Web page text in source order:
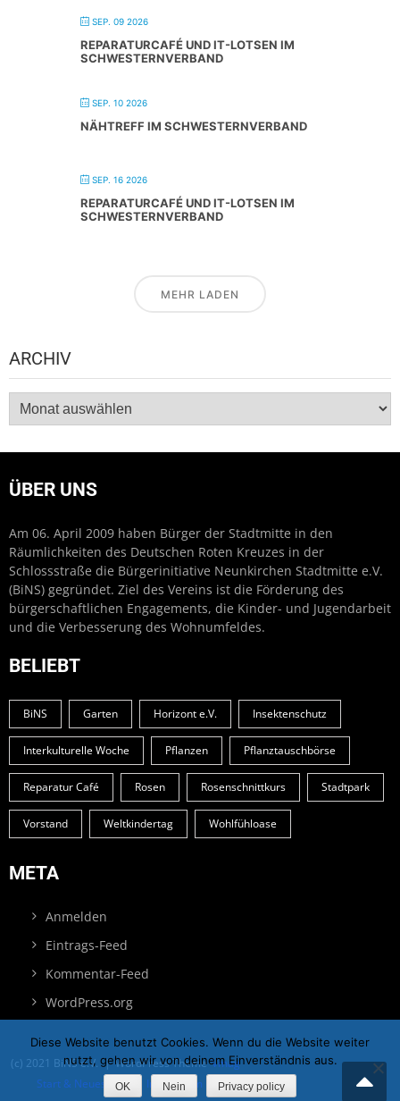
SEP. 09 2026
REPARATURCAFÉ UND IT-LOTSEN IM
SCHWESTERNVERBAND
SEP. 10 2026
NÄHTREFF IM SCHWESTERNVERBAND
SEP. 16 2026
REPARATURCAFÉ UND IT-LOTSEN IM
SCHWESTERNVERBAND
MEHR LADEN
ARCHIV
Archiv
ÜBER UNS
Am 06. April 2009 haben Bürger der Stadtmitte in den
Räumlichkeiten des Deutschen Roten Kreuzes in der
Schlossstraße die Bürgerinitiative Neunkirchen Stadtmitte e.V.
(BiNS) gegründet. Ziel des Vereins ist die Förderung des
bürgerschaftlichen Engagements, die Kinder- und Jugendarbeit
und die Verbesserung des Wohnumfeldes.
BELIEBT
BiNS Garten Horizont e.V. Insektenschutz
Interkulturelle Woche Pflanzen Pflanztauschbörse
Reparatur Café Rosen Rosenschnittkurs Stadtpark
Vorstand Weltkindertag Wohlfühloase
META
Anmelden
Eintrags-Feed
Kommentar-Feed
WordPress.org
(c) 2021 BiNS e.V. |WordPress ThemeVmag
Start & Neues
Blog Impressum Datenschutz
Diese Website benutzt Cookies. Wenn du die Website weiter
nutzt, gehen wir von deinem Einverständnis aus.
OK Nein Privacy policy